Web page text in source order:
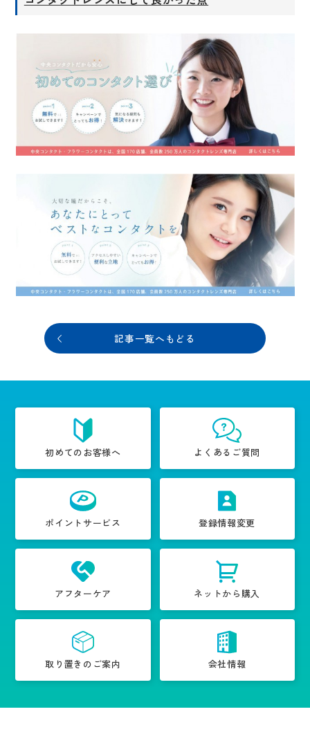
記事一覧へもどる
初めてのお客様へ よくあるご質問
ポイントサービス 登録情報変更
アフターケア ネットから購入
取り置きのご案内 会社情報